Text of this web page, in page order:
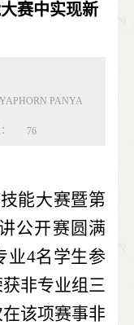
赛中实现新
PANYA
76
公开赛圆满
业4名学生参
非专业组三
该项赛事非